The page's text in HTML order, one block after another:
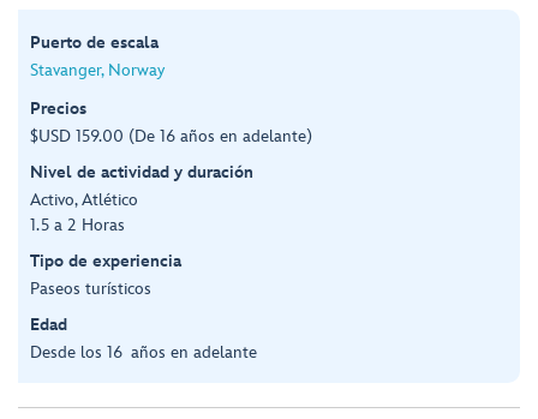
Puerto de escala
Stavanger, Norway
Precios
$USD 159.00 (De 16 años en adelante)
Nivel de actividad y duración
Activo, Atlético
1.5 a 2 Horas
Tipo de experiencia
Paseos turísticos
Edad
Desde los 16 años en adelante